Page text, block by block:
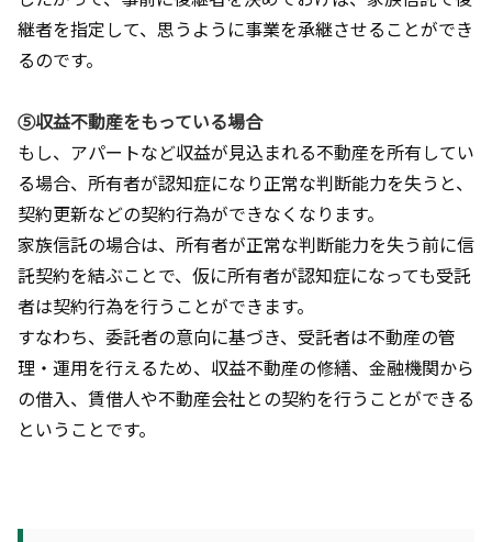
継者を指定して、思うように事業を承継させることができ
るのです。
⑤収益不動産をもっている場合
もし、アパートなど収益が見込まれる不動産を所有してい
る場合、所有者が認知症になり正常な判断能力を失うと、
契約更新などの契約行為ができなくなります。
家族信託の場合は、所有者が正常な判断能力を失う前に信
託契約を結ぶことで、仮に所有者が認知症になっても受託
者は契約行為を行うことができます。
すなわち、委託者の意向に基づき、受託者は不動産の管
理・運用を行えるため、収益不動産の修繕、金融機関から
の借入、賃借人や不動産会社との契約を行うことができる
ということです。